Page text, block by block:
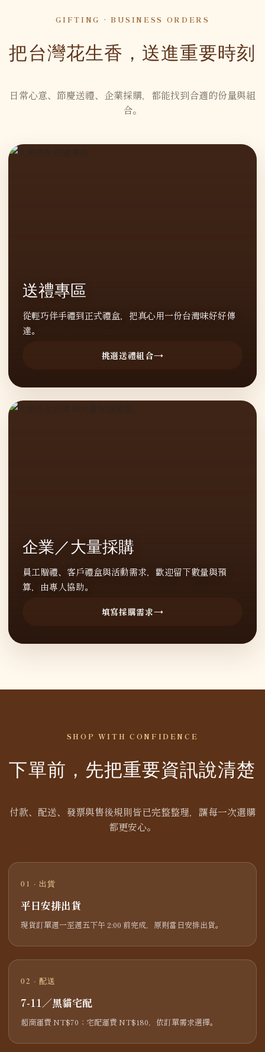
GIFTING · BUSINESS ORDERS
把台灣花生香，送進重要時刻
日常心意、節慶送禮、企業採購，都能找到合適的份量與組
合。
送禮專區
從輕巧伴手禮到正式禮盒，把真心用一份台灣味好好傳
達。
挑選送禮組合
企業／大量採購
員工贈禮、客戶禮盒與活動需求，歡迎留下數量與預
算，由專人協助。
填寫採購需求
SHOP WITH CONFIDENCE
下單前，先把重要資訊說清楚
付款、配送、發票與售後規則皆已完整整理，讓每一次選購
都更安心。
01 · 出貨
平日安排出貨
現貨訂單週一至週五下午 2:00 前完成，原則當日安排出貨。
02 · 配送
7-11／黑貓宅配
超商運費 NT$70；宅配運費 NT$180，依訂單需求選擇。